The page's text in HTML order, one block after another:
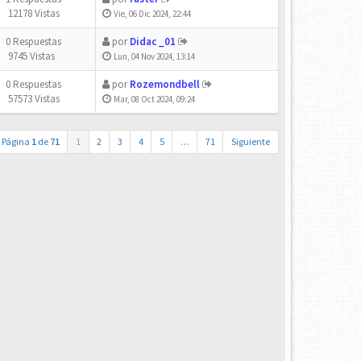
12178 Vistas
Vie, 06 Dic 2024, 22:44
0 Respuestas
9745 Vistas
porDidac _01
Lun, 04 Nov 2024, 13:14
0 Respuestas
57573 Vistas
porRozemondbell
Mar, 08 Oct 2024, 09:24
Página 1 de 71 1 2 3 4 5 … 71 Siguiente